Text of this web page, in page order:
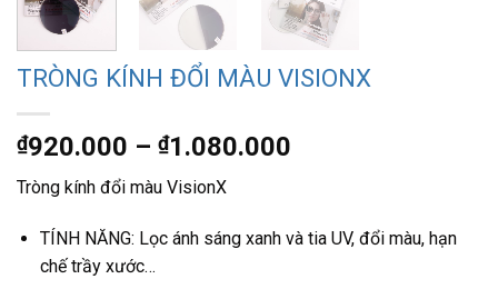
TRÒNG KÍNH ĐỔI MÀU VISIONX
₫920.000 – ₫1.080.000
₫920.000
đến
Tròng kính đổi màu VisionX
TÍNH NĂNG: Lọc ánh sáng xanh và tia UV, đổi màu, hạn
chế trầy xước…